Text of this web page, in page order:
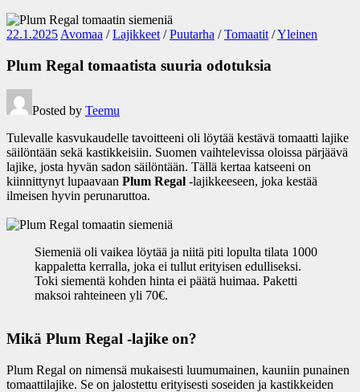
22.1.2025 Avomaa /Lajikkeet /Puutarha /Tomaatit /Yleinen
Plum Regal tomaatista suuria odotuksia
Posted by Teemu
Tulevalle kasvukaudelle tavoitteeni oli löytää kestävä tomaatti lajike
säilöntään sekä kastikkeisiin. Suomen vaihtelevissa oloissa pärjäävä
lajike, josta hyvän sadon säilöntään. Tällä kertaa katseeni on
kiinnittynyt lupaavaan Plum Regal -lajikkeeseen, joka kestää
ilmeisen hyvin perunaruttoa.
Siemeniä oli vaikea löytää ja niitä piti lopulta tilata 1000
kappaletta kerralla, joka ei tullut erityisen edulliseksi.
Toki siementä kohden hinta ei päätä huimaa. Paketti
maksoi rahteineen yli 70€.
Mikä Plum Regal -lajike on?
Plum Regal on nimensä mukaisesti luumumainen, kauniin punainen
tomaattilajike. Se on jalostettu erityisesti soseiden ja kastikkeiden